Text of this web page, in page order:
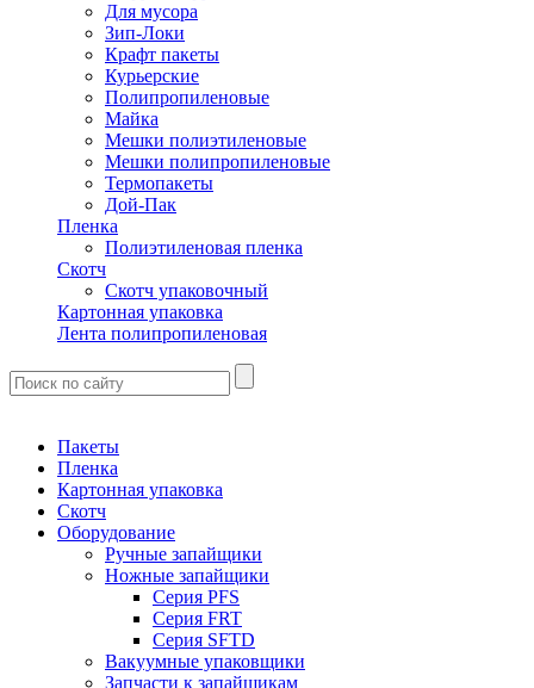
Для мусора
Зип-Локи
Крафт пакеты
Курьерские
Полипропиленовые
Майка
Мешки полиэтиленовые
Мешки полипропиленовые
Термопакеты
Дой-Пак
Пленка
Полиэтиленовая пленка
Скотч
Скотч упаковочный
Картонная упаковка
Лента полипропиленовая
Пакеты
Пленка
Картонная упаковка
Скотч
Оборудование
Ручные запайщики
Ножные запайщики
Серия PFS
Серия FRT
Серия SFTD
Вакуумные упаковщики
Запчасти к запайщикам